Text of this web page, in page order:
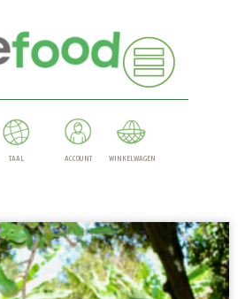
TAAL ACCOUNT WINKELWAGEN